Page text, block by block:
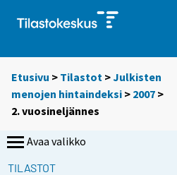
Etusivu > Tilastot >Julkisten
menojen hintaindeksi > 2007 >
2. vuosineljännes
Avaa valikko
TILASTOT